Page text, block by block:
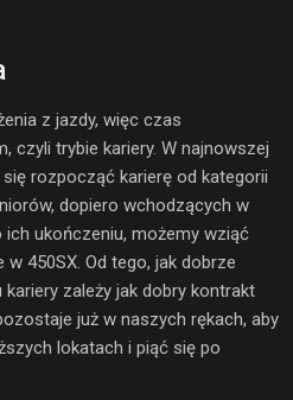
z jazdy, więc czas
czyli trybie kariery. W najnowszej
rozpocząć karierę od kategorii
dopiero wchodzących w
ukończeniu, możemy wziąć
w 450SX. Od tego, jak dobrze
zależy jak dobry kontrakt
już w naszych rękach, aby
lokatach i piąć się po